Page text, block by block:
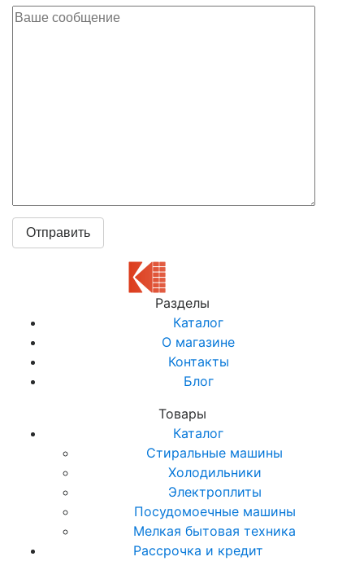
Разделы
Каталог
О магазине
Контакты
Блог
Товары
Каталог
Стиральные машины
Холодильники
Электроплиты
Посудомоечные машины
Мелкая бытовая техника
Рассрочка и кредит